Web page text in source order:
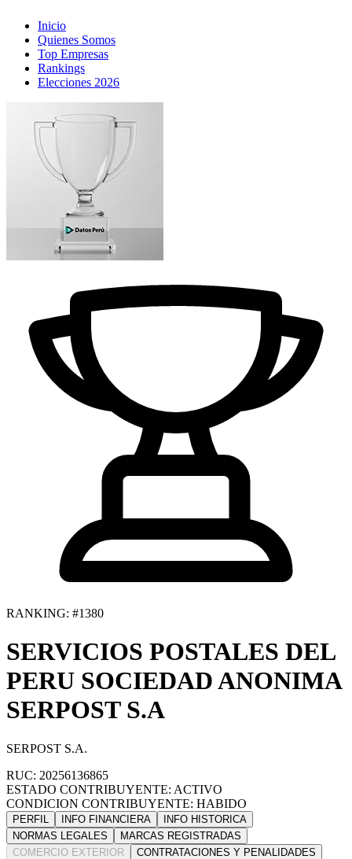
Inicio
Quienes Somos
Top Empresas
Rankings
Elecciones 2026
RANKING: #1380
SERVICIOS POSTALES DEL
PERU SOCIEDAD ANONIMA
SERPOST S.A
SERPOST S.A.
RUC: 20256136865
ESTADO CONTRIBUYENTE: ACTIVO
CONDICION CONTRIBUYENTE: HABIDO
PERFIL INFO FINANCIERA
INFO HISTORICA
NORMAS LEGALES
MARCAS REGISTRADAS
COMERCIO EXTERIOR
CONTRATACIONES Y PENALIDADES